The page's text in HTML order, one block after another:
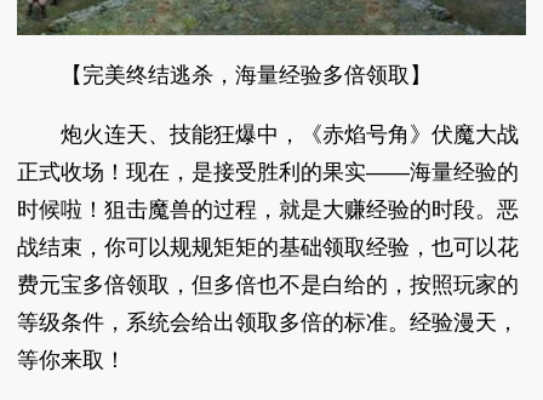
【完美终结逃杀，海量经验多倍领取】
炮火连天、技能狂爆中，《赤焰号角》伏魔大战
正式收场！现在，是接受胜利的果实——海量经验的
时候啦！狙击魔兽的过程，就是大赚经验的时段。恶
战结束，你可以规规矩矩的基础领取经验，也可以花
费元宝多倍领取，但多倍也不是白给的，按照玩家的
等级条件，系统会给出领取多倍的标准。经验漫天，
等你来取！